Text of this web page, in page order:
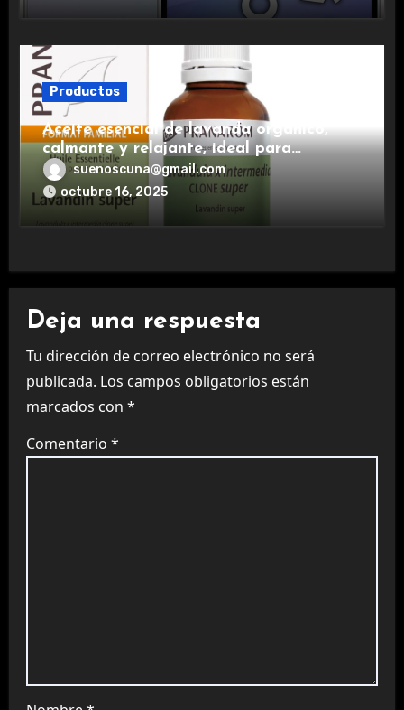
Productos
Aceite esencial de lavanda orgánico,
calmante y relajante, ideal para
aromaterapia.
suenoscuna@gmail.com
octubre 16, 2025
Deja una respuesta
Tu dirección de correo electrónico no será
publicada. Los campos obligatorios están
marcados con *
Comentario *